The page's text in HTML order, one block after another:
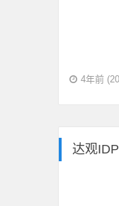
4年前
达观